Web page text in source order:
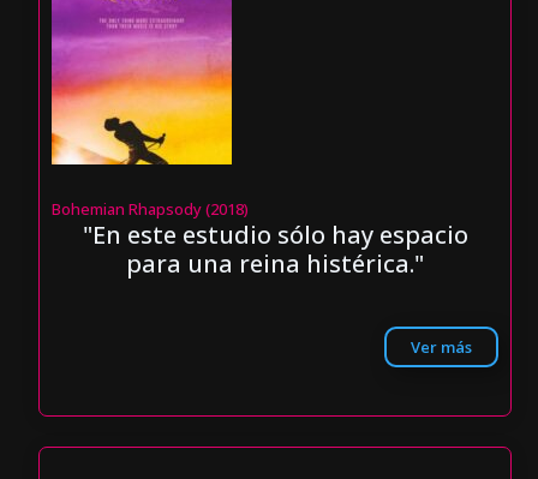
Bohemian Rhapsody (2018)
"En este estudio sólo hay espacio
para una reina histérica."
Ver más